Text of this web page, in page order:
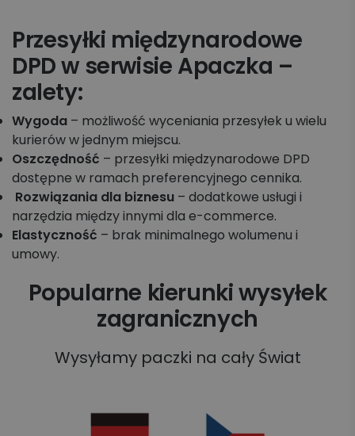
Przesyłki międzynarodowe
DPD w serwisie Apaczka –
zalety:
Wygoda – możliwość wyceniania przesyłek u wielu
kurierów w jednym miejscu.
Oszczędność – przesyłki międzynarodowe DPD
dostępne w ramach preferencyjnego cennika.
Rozwiązania dla biznesu – dodatkowe usługi i
narzędzia między innymi dla e-commerce.
Elastyczność – brak minimalnego wolumenu i
umowy.
Popularne kierunki wysyłek
zagranicznych
Wysyłamy paczki na cały Świat